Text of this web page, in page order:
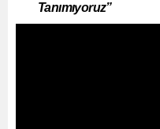
Tanımıyoruz”